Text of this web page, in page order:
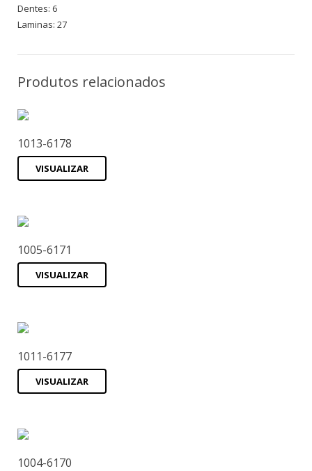
Dentes: 6
Laminas: 27
Produtos relacionados
1013-6178
VISUALIZAR
1005-6171
VISUALIZAR
1011-6177
VISUALIZAR
1004-6170